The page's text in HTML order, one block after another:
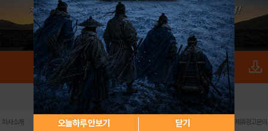
오늘하루 안보기 닫기
로그인 PC버전 전체앱
회사소개 | 개인정보 처리방침 불법촬영물 신고센터 제휴광고문의